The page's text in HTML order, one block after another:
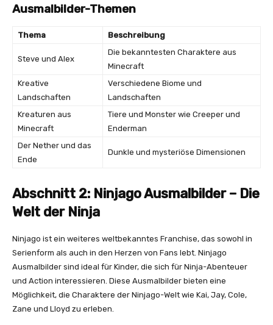
Ausmalbilder-Themen
Thema Beschreibung
Steve und Alex
Die bekanntesten Charaktere aus
Minecraft
Kreative
Landschaften
Verschiedene Biome und
Landschaften
Kreaturen aus
Minecraft
Tiere und Monster wie Creeper und
Enderman
Der Nether und das
Ende
Dunkle und mysteriöse Dimensionen
Abschnitt 2: Ninjago Ausmalbilder – Die
Welt der Ninja
Ninjago ist ein weiteres weltbekanntes Franchise, das sowohl in
Serienform als auch in den Herzen von Fans lebt. Ninjago
Ausmalbilder sind ideal für Kinder, die sich für Ninja-Abenteuer
und Action interessieren. Diese Ausmalbilder bieten eine
Möglichkeit, die Charaktere der Ninjago-Welt wie Kai, Jay, Cole,
Zane und Lloyd zu erleben.